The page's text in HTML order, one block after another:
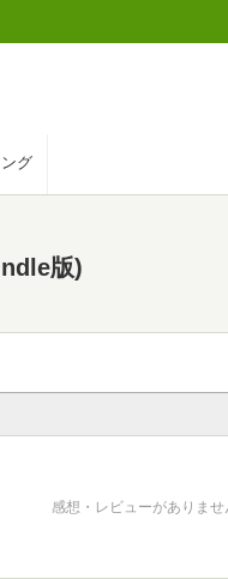
グ
版)
感想・レビューがありませ